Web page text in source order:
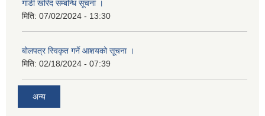
गाडी खरिद सम्बन्धि सूचना ।
मिति: 07/02/2024 - 13:30
बोलपत्र स्विकृत गर्ने आशयको सूचना ।
मिति: 02/18/2024 - 07:39
अन्य